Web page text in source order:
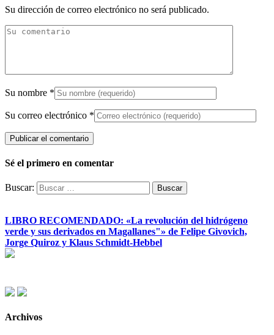
Su dirección de correo electrónico no será publicado.
Su nombre *
Su correo electrónico *
Sé el primero en comentar
Buscar:
LIBRO RECOMENDADO: «La revolución del hidrógeno
verde y sus derivados en Magallanes"» de Felipe Givovich,
Jorge Quiroz y Klaus Schmidt-Hebbel
Archivos